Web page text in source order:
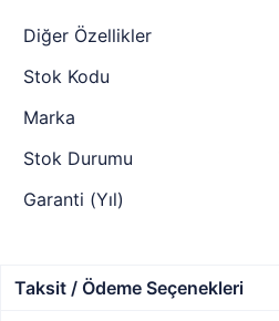
Diğer Özellikler
Stok Kodu
Marka
Stok Durumu
Garanti (Yıl)
Taksit / Ödeme Seçenekleri